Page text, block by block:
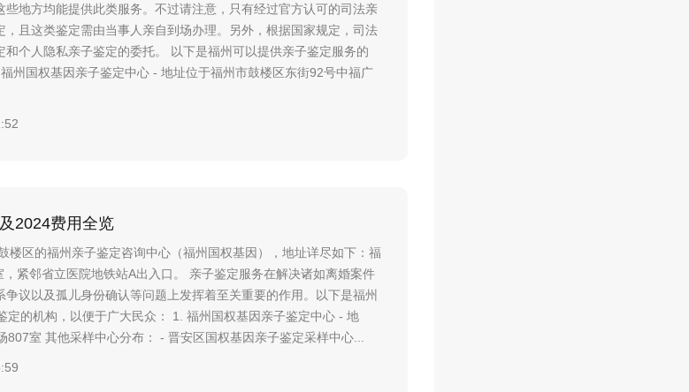
些地方均能提供此类服务。不过请注意，只有经过官方认可的司法亲
且这类鉴定需由当事人亲自到场办理。另外，根据国家规定，司法
个人隐私亲子鉴定的委托。 以下是福州可以提供亲子鉴定服务的
州国权基因亲子鉴定中心 - 地址位于福州市鼓楼区东街92号中福广
2024费用全览
楼区的福州亲子鉴定咨询中心（福州国权基因），地址详尽如下：福
紧邻省立医院地铁站A出入口。 亲子鉴定服务在解决诸如离婚案件
议以及孤儿身份确认等问题上发挥着至关重要的作用。以下是福州
定的机构，以便于广大民众： 1. 福州国权基因亲子鉴定中心 - 地
室 其他采样中心分布： - 晋安区国权基因亲子鉴定采样中心...